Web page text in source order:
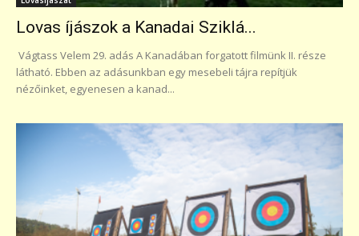
Lovas íjászok a Kanadai Sziklá...
Vágtass Velem 29. adás A Kanadában forgatott filmünk II. része
látható. Ebben az adásunkban egy mesebeli tájra repítjük
nézőinket, egyenesen a kanad...